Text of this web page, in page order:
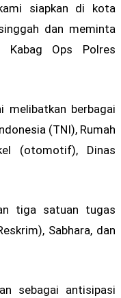
siapkan di kota
dan meminta
Ops Polres
melibatkan berbagai
(TNI), Rumah
(otomotif), Dinas
tiga satuan tugas
Sabhara, dan
sebagai antisipasi